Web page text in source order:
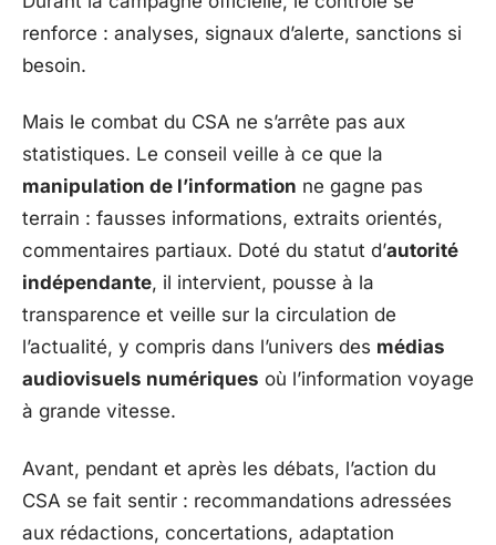
renforce : analyses, signaux d’alerte, sanctions si
besoin.
Mais le combat du CSA ne s’arrête pas aux
statistiques. Le conseil veille à ce que la
manipulation de l’information ne gagne pas
terrain : fausses informations, extraits orientés,
commentaires partiaux. Doté du statut d’autorité
indépendante, il intervient, pousse à la
transparence et veille sur la circulation de
l’actualité, y compris dans l’univers des médias
audiovisuels numériques où l’information voyage
à grande vitesse.
Avant, pendant et après les débats, l’action du
CSA se fait sentir : recommandations adressées
aux rédactions, concertations, adaptation